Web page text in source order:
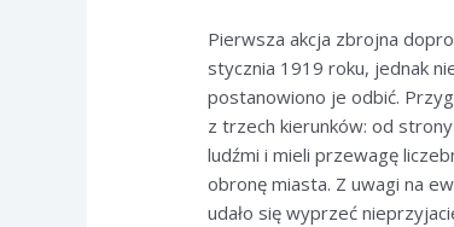
Pierwsza akcja zbrojna
stycznia 1919 roku, jednak
postanowiono je odbić.
z trzech kierunków: od
ludźmi i mieli przewagę
obronę miasta. Z uwagi na
udało się wyprzeć